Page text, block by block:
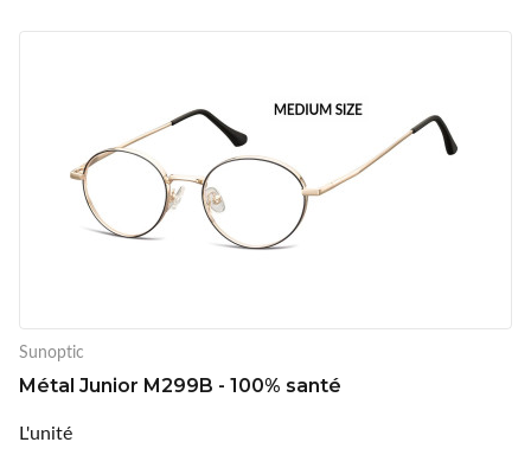
Sunoptic
Métal Junior M299B - 100% santé
L'unité